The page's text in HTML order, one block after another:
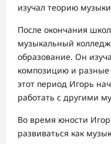
изучал теорию
После окончания
музыкальный
образование. Он
композицию и
этот период Игорь
работать с другими
Во время юности
развиваться как